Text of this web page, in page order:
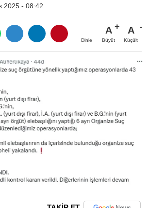
2025 - 08:42
Dinle
A
Büyüt
A
Küçült